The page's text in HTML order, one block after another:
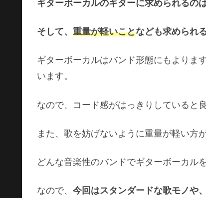
ギターボーカルのギターに求められるのは
そして、 重量が軽いことなども求められ
ギターボーカルはバンド形態にもよりま
います。
なので、コード感がはっきりしていると
また、歌を妨げないように重量が軽い方
どんな音楽性のバンドでギターボーカル
なので、 今回はスタンダードな歌モノや